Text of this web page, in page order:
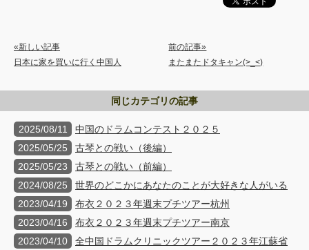
«新しい記事
日本に家を買いに行く中国人
前の記事»
またまたドタキャン(>_<)
同じカテゴリの記事
2025/08/11
中国のドラムコンテスト２０２５
2025/05/25
古琴との戦い（後編）
2025/05/23
古琴との戦い（前編）
2024/08/25
世界のどこかにあなたのことが大好きな人がいる
2023/04/19
布衣２０２３年週末プチツアー杭州
2023/04/16
布衣２０２３年週末プチツアー南京
2023/04/10
全中国ドラムクリニックツアー２０２３年江蘇省